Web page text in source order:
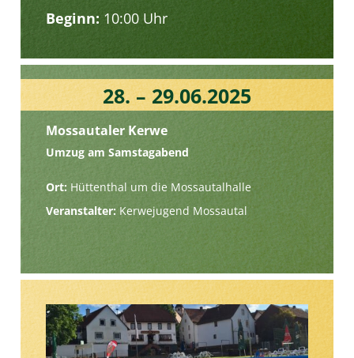
Beginn: 10:00 Uhr
28. – 29.06.2025
Mossautaler Kerwe
Umzug am Samstagabend
Ort: Hüttenthal um die Mossautalhalle
Veranstalter:Kerwejugend Mossautal